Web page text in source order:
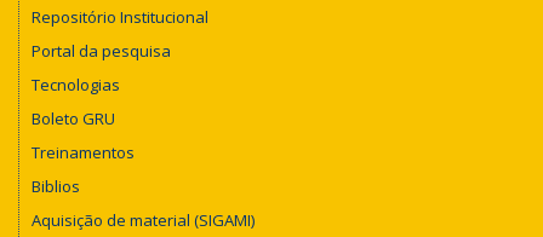
Repositório Institucional
Portal da pesquisa
Tecnologias
Boleto GRU
Treinamentos
Biblios
Aquisição de material (SIGAMI)